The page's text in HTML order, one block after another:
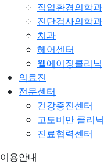
직업환경의학과
진단검사의학과
치과
헤어센터
웰에이징클리닉
의료진
전문센터
건강증진센터
고도비만 클리닉
진료협력센터
이용안내